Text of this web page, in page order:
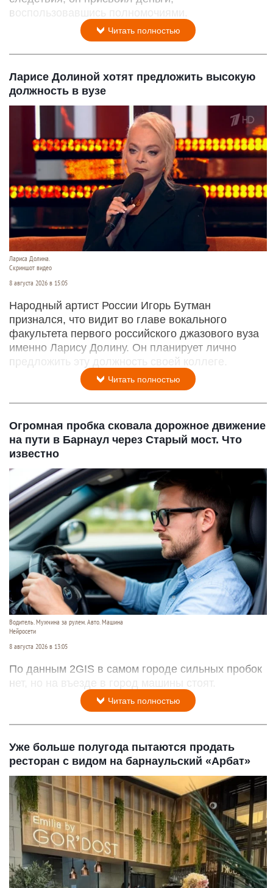
воспользовавшись полномочиями.
Читать полностью
Ларисе Долиной хотят предложить высокую
должность в вузе
Лариса Долина.
Скриншот видео
8 августа 2026 в 15:05
Народный артист России Игорь Бутман
признался, что видит во главе вокального
факультета первого российского джазового вуза
именно Ларису Долину. Он планирует лично
предложить эту должность своей коллеге.
Читать полностью
Огромная пробка сковала дорожное движение
на пути в Барнаул через Старый мост. Что
известно
Водитель. Мужчина за рулем. Авто. Машина
Нейросети
8 августа 2026 в 13:05
По данным 2GIS в самом городе сильных пробок
нет, но на въезде в город машины стоят.
Читать полностью
Уже больше полугода пытаются продать
ресторан с видом на барнаульский «Арбат»